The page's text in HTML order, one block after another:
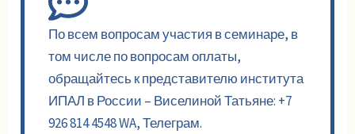
По всем вопросам участия в семинаре, в
том числе по вопросам оплаты,
обращайтесь к представителю института
ИПАЛ в России – Виселиной Татьяне: +7
926 814 4548 WA, Телеграм.